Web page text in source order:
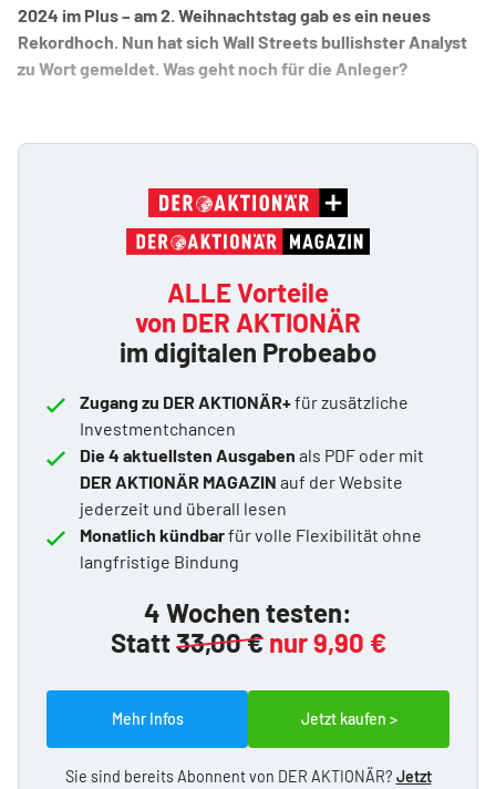
2024 im Plus – am 2. Weihnachtstag gab es ein neues
Rekordhoch. Nun hat sich Wall Streets bullishster Analyst
zu Wort gemeldet. Was geht noch für die Anleger?
ALLE Vorteile
von DER AKTIONÄR
im digitalen Probeabo
Zugang zu DER AKTIONÄR+für zusätzliche
Investmentchancen
Die 4 aktuellsten Ausgaben als PDF oder mit
DER AKTIONÄR MAGAZIN auf der Website
jederzeit und überall lesen
Monatlich kündbarfür volle Flexibilität ohne
langfristige Bindung
4 Wochen testen:
Statt33,00 € nur 9,90 €
Mehr Infos Jetzt kaufen >
Sie sind bereits Abonnent von DER AKTIONÄR? Jetzt